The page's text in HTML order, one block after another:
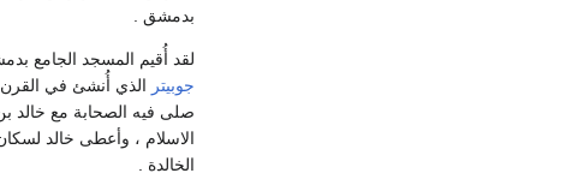
بدمشق .
لقد أُقيم المسجد الجامع
جوبيتر الذي أُنشئ في القرن
صلى فيه الصحابة مع خالد بن
الاسلام ، وأعطى خالد
الخالدة .